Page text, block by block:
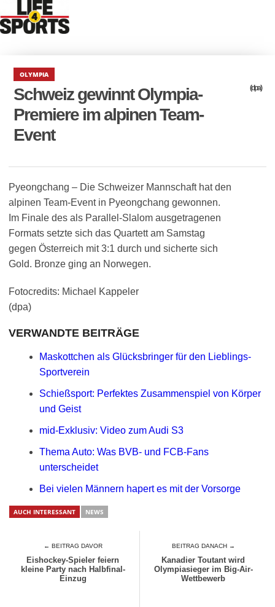
OLYMPIA
Schweiz gewinnt Olympia-
Premiere im alpinen Team-
Event
(dpa)
Pyeongchang – Die Schweizer Mannschaft hat den
alpinen Team-Event in Pyeongchang gewonnen.
Im Finale des als Parallel-Slalom ausgetragenen
Formats setzte sich das Quartett am Samstag
gegen Österreich mit 3:1 durch und sicherte sich
Gold. Bronze ging an Norwegen.
Fotocredits: Michael Kappeler
(dpa)
VERWANDTE BEITRÄGE
Maskottchen als Glücksbringer für den Lieblings-
Sportverein
Schießsport: Perfektes Zusammenspiel von Körper
und Geist
mid-Exklusiv: Video zum Audi S3
Thema Auto: Was BVB- und FCB-Fans
unterscheidet
Bei vielen Männern hapert es mit der Vorsorge
AUCH INTERESSANT NEWS
← BEITRAG DAVOR
Eishockey-Spieler feiern
kleine Party nach Halbfinal-
Einzug
BEITRAG DANACH →
Kanadier Toutant wird
Olympiasieger im Big-Air-
Wettbewerb